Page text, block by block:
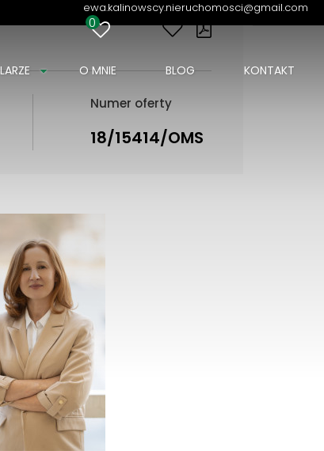
ewa.kalinowscy.nieruchomosci@gmail.com
0
O MNIE BLOG KONTAKT
Numer oferty
18/15414/OMS